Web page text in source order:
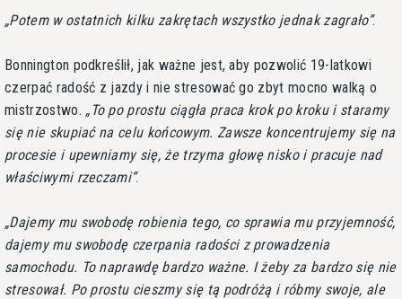
Potem w ostatnich kilku zakrętach wszystko jednak zagrało .
Bonnington podkreślił, jak ważne jest, aby pozwolić 19-latkowi
czerpać radość z jazdy i nie stresować go zbyt mocno walką o
mistrzostwo.
To po prostu ciągła praca krok po kroku i staramy
się nie skupiać na celu końcowym. Zawsze koncentrujemy się na
procesie i upewniamy się, że trzyma głowę nisko i pracuje nad
właściwymi rzeczami .
Dajemy mu swobodę robienia tego, co sprawia mu przyjemność,
dajemy mu swobodę czerpania radości z prowadzenia
samochodu. To naprawdę bardzo ważne. I żeby za bardzo się nie
stresował. Po prostu cieszmy się tą podróżą i róbmy swoje, ale